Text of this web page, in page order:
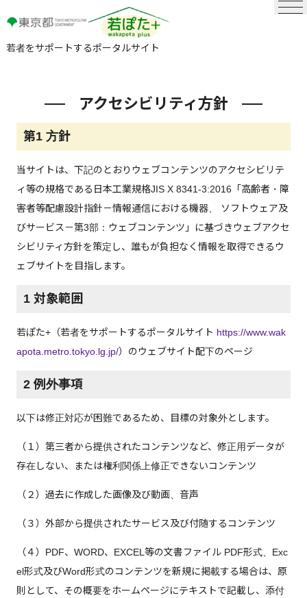
若者をサポートするポータルサイト
アクセシビリティ方針
第1 方針
当サイトは、下記のとおりウェブコンテンツのアクセシビリテ
ィ等の規格である日本工業規格JIS X 8341-3:2016「高齢者・障
害者等配慮設計指針－情報通信における機器、 ソフトウェア及
びサービス－第3部：ウェブコンテンツ」に基づきウェブアクセ
シビリティ方針を策定し、誰もが負担なく情報を取得できるウ
ェブサイトを目指します。
1 対象範囲
若ぽた+（若者をサポートするポータルサイト https://www.wak
apota.metro.tokyo.lg.jp/）のウェブサイト配下のページ
2 例外事項
以下は修正対応が困難であるため、目標の対象外とします。
（１）第三者から提供されたコンテンツなど、修正用データが
存在しない、または権利関係上修正できないコンテンツ
（２）過去に作成した画像及び動画、音声
（３）外部から提供されたサービス及び付随するコンテンツ
（４）PDF、WORD、EXCEL等の文書ファイル PDF形式、Exc
el形式及びWord形式のコンテンツを新規に掲載する場合は、原
則として、その概要をホームページにテキストで記載し、添付